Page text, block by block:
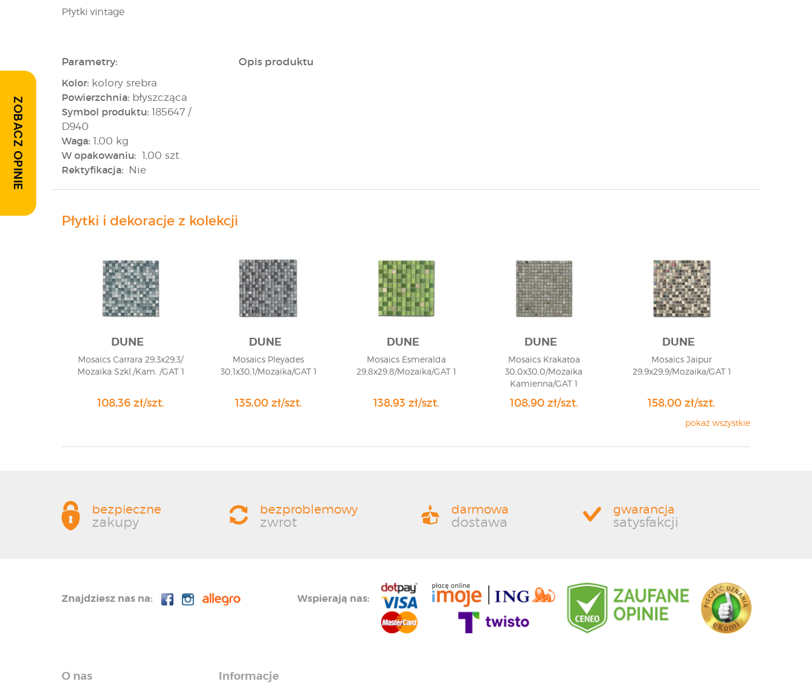
Płytki vintage
Parametry:
Kolor: kolory srebra
Powierzchnia: błyszcząca
Symbol produktu: 185647 /
D940
Waga: 1,00 kg
W opakowaniu: 1,00 szt.
Rektyfikacja: Nie
Opis produktu
Płytki i dekoracje z kolekcji
DUNE
Mosaics Carrara 29,3x29,3/
Mozaika Szkl./Kam. /GAT 1
108,36 zł/szt.
DUNE
Mosaics Pleyades
30,1x30,1/Mozaika/GAT 1
135,00 zł/szt.
DUNE
Mosaics Esmeralda
29,8x29,8/Mozaika/GAT 1
138,93 zł/szt.
DUNE
Mosaics Krakatoa
30,0x30,0/Mozaika
Kamienna/GAT 1
108,90 zł/szt.
DUNE
Mosaics Jaipur
29,9x29,9/Mozaika/GAT 1
158,00 zł/szt.
pokaż wszystkie
ZOBACZ OPINIE
bezpieczne
zakupy
bezproblemowy
zwrot
darmowa
dostawa
gwarancja
satysfakcji
Wspierają nas:
Znajdziesz nas na:
O nas Informacje